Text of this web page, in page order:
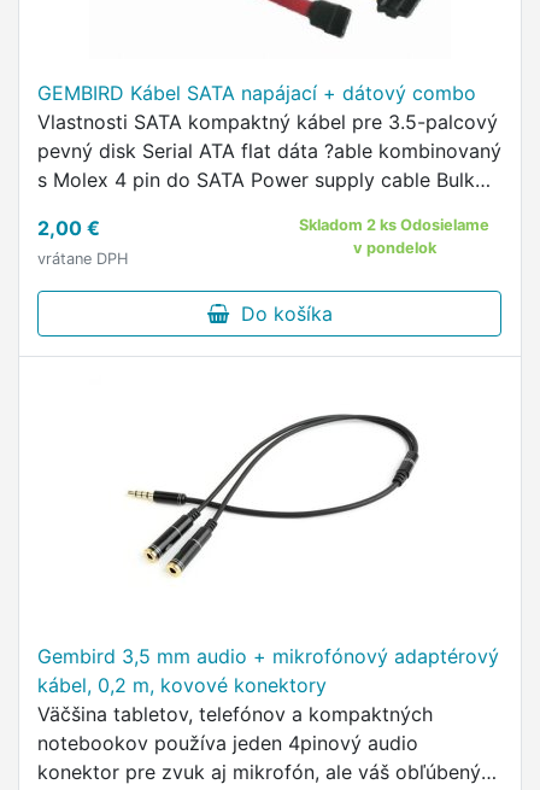
GEMBIRD Kábel SATA napájací + dátový combo
Vlastnosti SATA kompaktný kábel pre 3.5-palcový
pevný disk Serial ATA flat dáta ?able kombinovaný
s Molex 4 pin do SATA Power supply cable Bulk
Power cable length: …
2,00 €
vrátane DPH
Skladom 2 ks Odosielame
v pondelok
Do košíka
Gembird 3,5 mm audio + mikrofónový adaptérový
kábel, 0,2 m, kovové konektory
Väčšina tabletov, telefónov a kompaktných
notebookov používa jeden 4pinový audio
konektor pre zvuk aj mikrofón, ale váš obľúbený